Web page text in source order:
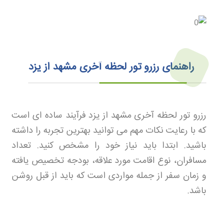
راهنمای رزرو تور لحظه آخری مشهد از یزد
رزرو تور لحظه آخری مشهد از یزد فرآیند ساده ای است
که با رعایت نکات مهم می توانید بهترین تجربه را داشته
باشید. ابتدا باید نیاز خود را مشخص کنید. تعداد
مسافران، نوع اقامت مورد علاقه، بودجه تخصیص یافته
و زمان سفر از جمله مواردی است که باید از قبل روشن
باشد.